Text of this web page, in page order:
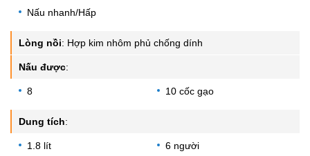
Nấu nhanh/Hấp
Lòng nồi: Hợp kim nhôm phủ chống dính
Nấu được:
8 10 cốc gạo
Dung tích:
1.8 lít
6 người